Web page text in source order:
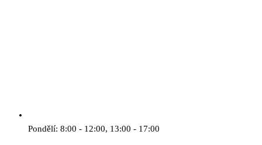
Pondělí: 8:00 - 12:00, 13:00 - 17:00